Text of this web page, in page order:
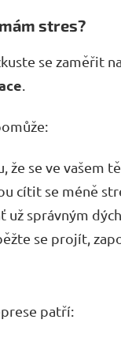
stres?
se zaměřit
že se ve vašem
cítit se méně
už správným
se projít,
patří: